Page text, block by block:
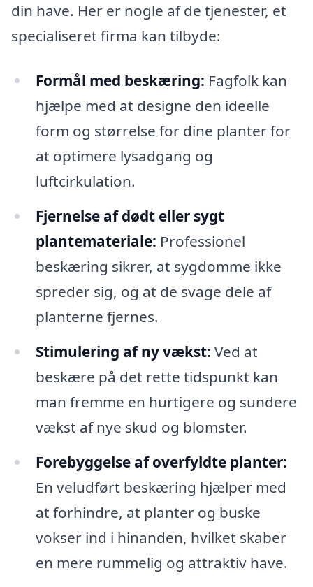
din have. Her er nogle af de tjenester, et
specialiseret firma kan tilbyde:
Formål med beskæring: Fagfolk kan
hjælpe med at designe den ideelle
form og størrelse for dine planter for
at optimere lysadgang og
luftcirkulation.
Fjernelse af dødt eller sygt
plantemateriale: Professionel
beskæring sikrer, at sygdomme ikke
spreder sig, og at de svage dele af
planterne fjernes.
Stimulering af ny vækst: Ved at
beskære på det rette tidspunkt kan
man fremme en hurtigere og sundere
vækst af nye skud og blomster.
Forebyggelse af overfyldte planter:
En veludført beskæring hjælper med
at forhindre, at planter og buske
vokser ind i hinanden, hvilket skaber
en mere rummelig og attraktiv have.